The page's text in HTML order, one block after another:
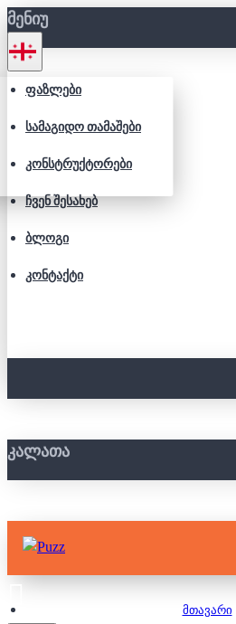
ᲛᲔᲜᲘᲣ
ᲤᲐᲖᲚᲔᲑᲘ
ᲡᲐᲛᲐᲒᲘᲓᲝ ᲗᲐᲛᲐᲨᲔᲑᲘ
ᲙᲝᲜᲡᲢᲠᲣᲥᲢᲝᲠᲔᲑᲘ
ᲩᲕᲔᲜ ᲨᲔᲡᲐᲮᲔᲑ
ᲑᲚᲝᲒᲘ
ᲙᲝᲜᲢᲐᲥᲢᲘ
ᲙᲐᲚᲐᲗᲐ
მთავარი